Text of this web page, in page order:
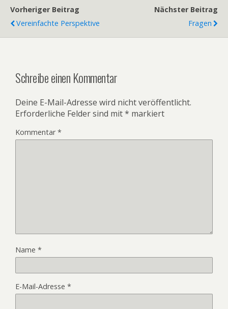
Vorheriger Beitrag
Vereinfachte Perspektive
Nächster Beitrag
Fragen
Schreibe einen Kommentar
Deine E-Mail-Adresse wird nicht veröffentlicht.
Erforderliche Felder sind mit* markiert
Kommentar*
Name *
E-Mail-Adresse *